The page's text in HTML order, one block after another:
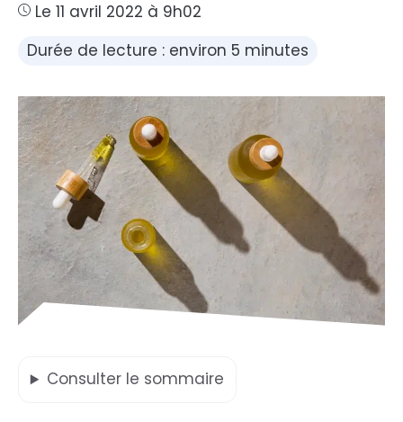
Le 11 avril 2022 à 9h02
Durée de lecture : environ 5 minutes
Consulter le sommaire